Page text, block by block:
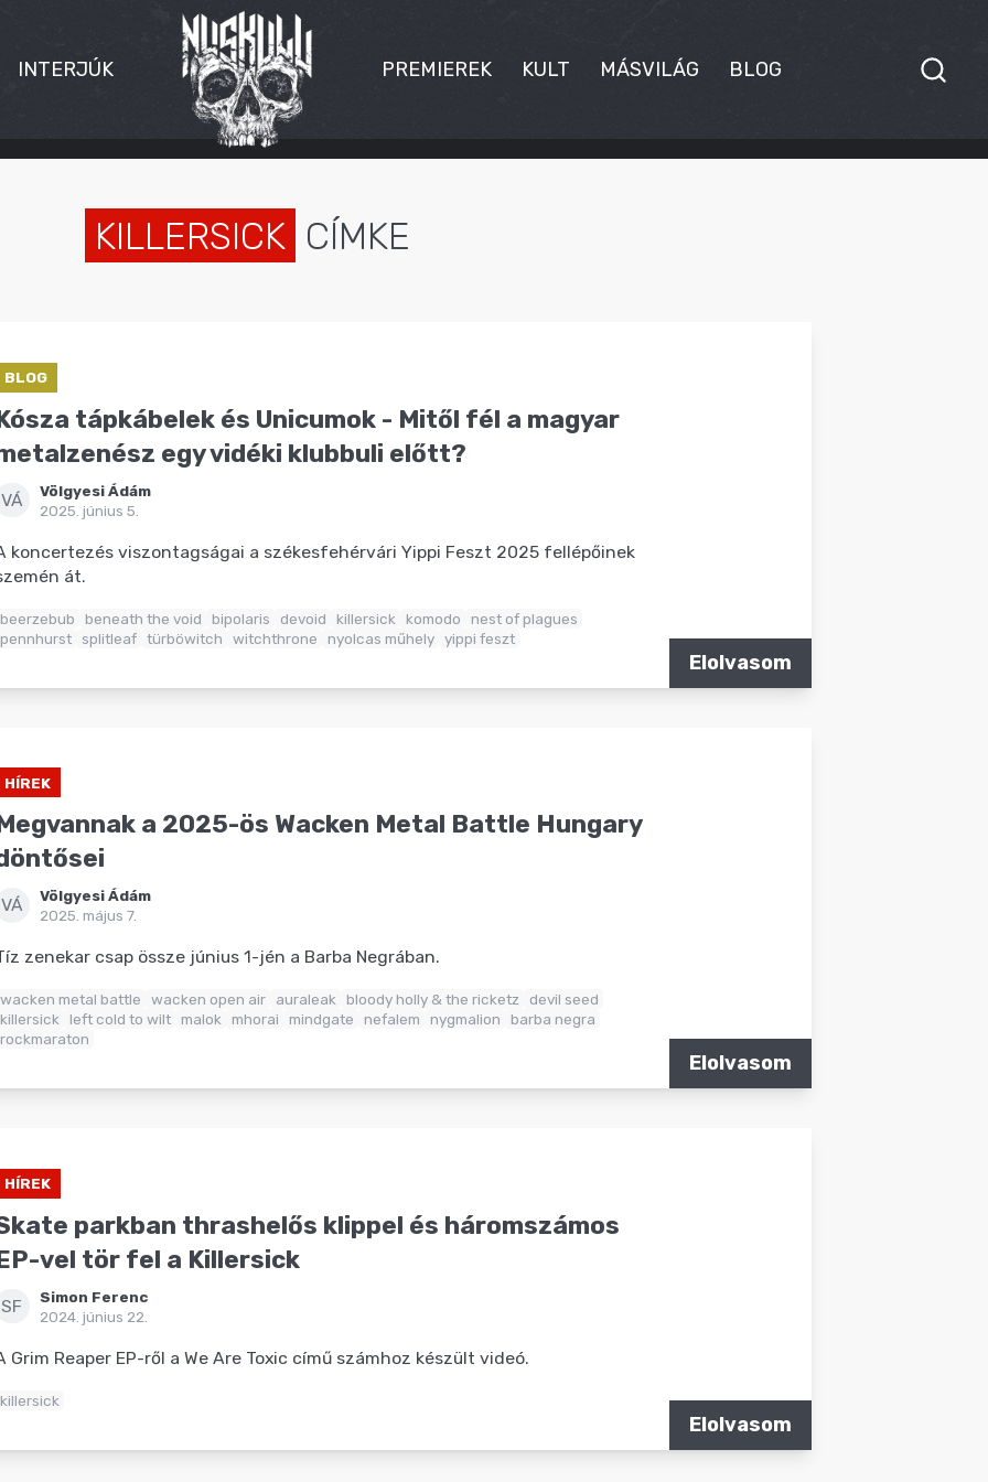
INTERJÚK PREMIEREK KULT MÁSVILÁG BLOG
KILLERSICK CÍMKE
BLOG
tápkábelek és Unicumok - Mitől fél a magyar
egy vidéki klubbuli előtt?
VÁ
Völgyesi Ádám
2025. június 5.
koncertezés viszontagságai a székesfehérvári Yippi Feszt 2025 fellépőinek
át.
beerzebub beneath the void bipolaris devoid killersick komodo
nest of plagues
pennhurst splitleaf türböwitch witchthrone nyolcas műhely yippi feszt
Elolvasom
HÍREK
a 2025-ös Wacken Metal Battle Hungary
VÁ
Völgyesi Ádám
2025. május 7.
zenekar csap össze június 1-jén a Barba Negrában.
wacken metal battle wacken open air auraleak bloody holly & the ricketz
devil seed
killersick
left cold to wilt malok mhorai mindgate nefalem nygmalion
barba negra
rockmaraton
Elolvasom
HÍREK
parkban thrashelős klippel és háromszámos
vel tör fel a Killersick
SF
Simon Ferenc
2024. június 22.
Grim Reaper EP-ről a We Are Toxic című számhoz készült videó.
killersick
Elolvasom